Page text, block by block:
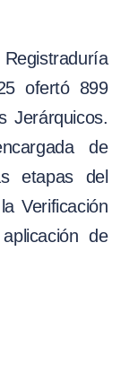
ofertó 899
Jerárquicos.
de
etapas del
Verificación
de